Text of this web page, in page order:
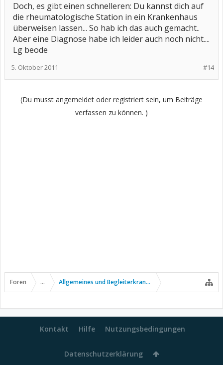
Doch, es gibt einen schnelleren: Du kannst dich auf
die rheumatologische Station in ein Krankenhaus
überweisen lassen... So hab ich das auch gemacht..
Aber eine Diagnose habe ich leider auch noch nicht....
Lg beode
#14
5. Oktober 2011
(Du musst angemeldet oder registriert sein, um Beiträge
verfassen zu können. )
Foren ... Allgemeines und Begleiterkrankungen
Kontakt Hilfe Nutzungsbedingungen
Datenschutzerklärung